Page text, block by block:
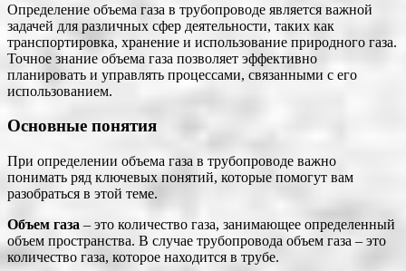
Определение объема газа в трубопроводе является важной
задачей для различных сфер деятельности, таких как
транспортировка, хранение и использование природного газа.
Точное знание объема газа позволяет эффективно
планировать и управлять процессами, связанными с его
использованием.
Основные понятия
При определении объема газа в трубопроводе важно
понимать ряд ключевых понятий, которые помогут вам
разобраться в этой теме.
Объем газа ‒ это количество газа, занимающее определенный
объем пространства. В случае трубопровода объем газа – это
количество газа, которое находится в трубе.